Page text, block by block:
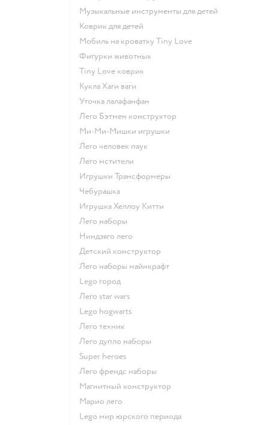
Музыкальные инструменты для детей
Коврик для детей
Мобиль на кроватку Tiny Love
Фигурки животных
Tiny Love коврик
Кукла Хаги ваги
Уточка лалафанфан
Лего Бэтмен конструктор
Ми-Ми-Мишки игрушки
Лего человек паук
Лего мстители
Игрушки Трансформеры
Чебурашка
Игрушка Хеллоу Китти
Лего наборы
Ниндзяго лего
Детский конструктор
Лего наборы майнкрафт
Lego город
Лего star wars
Lego hogwarts
Лего техник
Лего дупло наборы
Super heroes
Лего френдс наборы
Магнитный конструктор
Марио лего
Lego мир юрского периода